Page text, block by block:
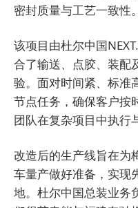
密封质量与工艺一致性。
该项目由杜尔中国
合了输送、点胶、装配
验。面对时间紧、标准
节点任务，确保客户按
团队在复杂项目中执行
改造后的生产线旨在为
车量产做好准备，实现
地。杜尔中国总装业务